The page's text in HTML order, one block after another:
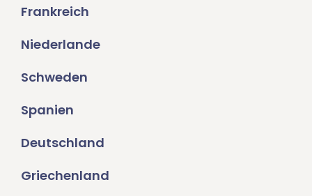
Frankreich
Niederlande
Schweden
Spanien
Deutschland
Griechenland